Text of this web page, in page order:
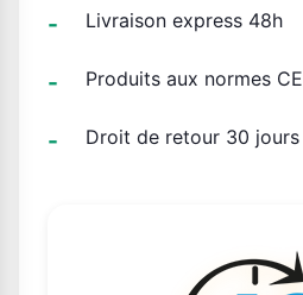
Livraison express 48h
Produits aux normes CE
Droit de retour 30 jours